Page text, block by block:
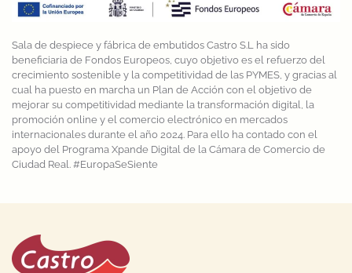
Sala de despiece y fábrica de embutidos Castro S.L ha sido
beneficiaria de Fondos Europeos, cuyo objetivo es el refuerzo del
crecimiento sostenible y la competitividad de las PYMES, y gracias al
cual ha puesto en marcha un Plan de Acción con el objetivo de
mejorar su competitividad mediante la transformación digital, la
promoción online y el comercio electrónico en mercados
internacionales durante el año 2024. Para ello ha contado con el
apoyo del Programa Xpande Digital de la Cámara de Comercio de
Ciudad Real. #EuropaSeSiente